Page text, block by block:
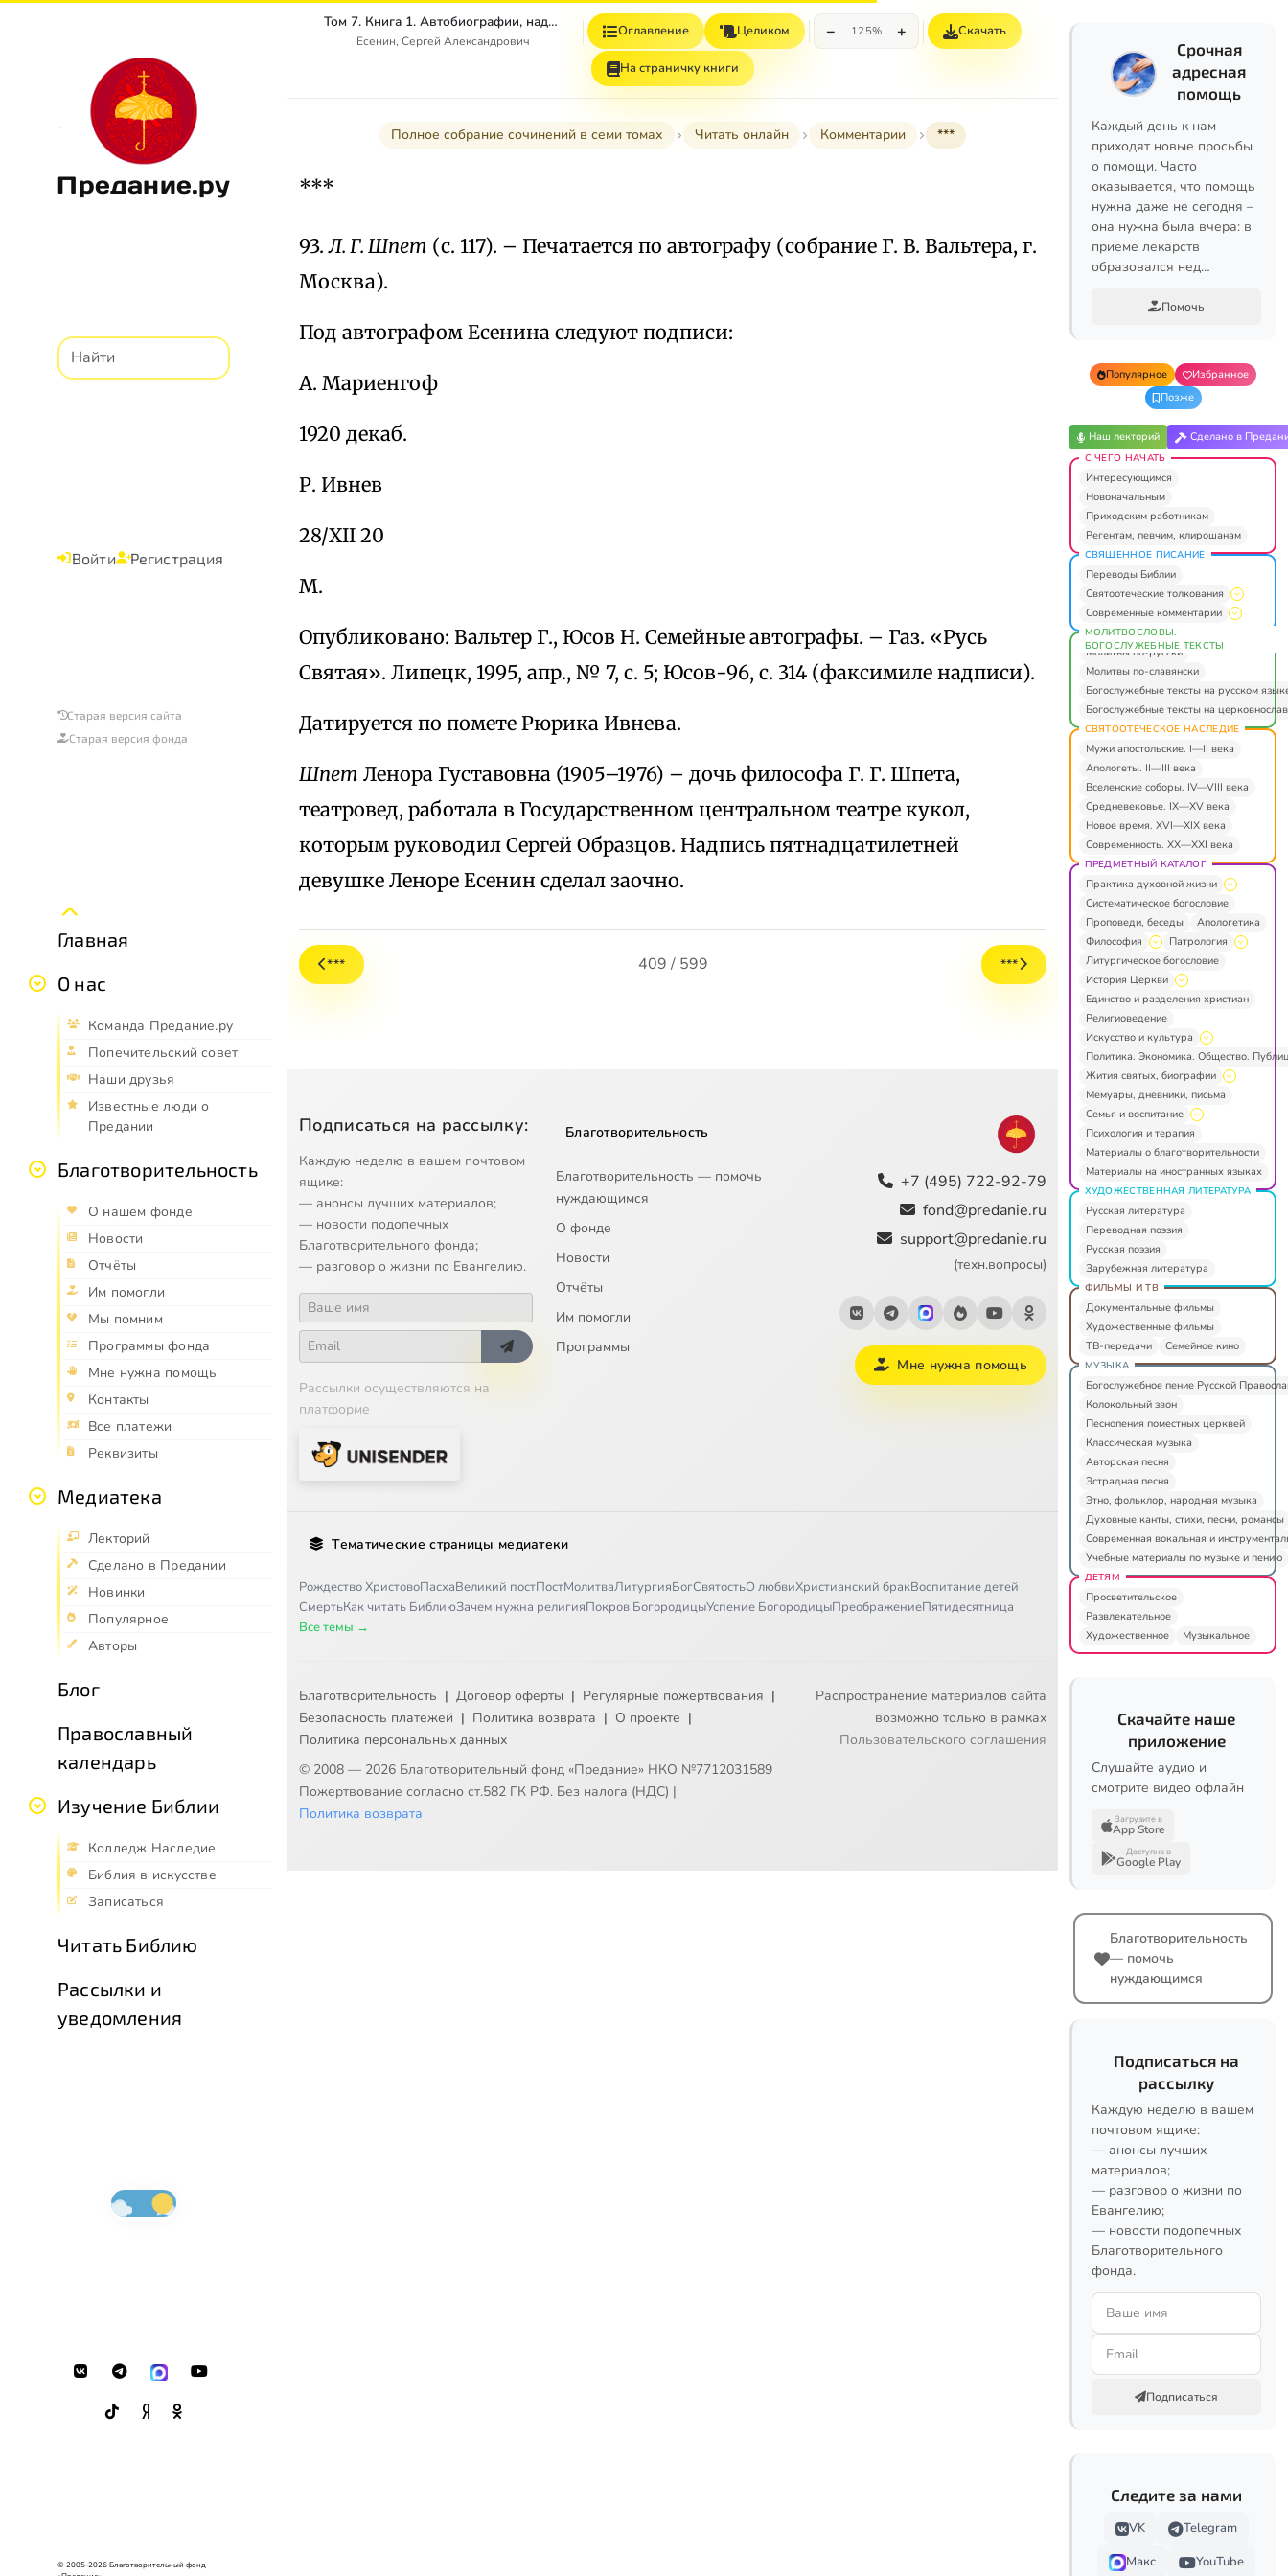
Предание.ру
Войти Регистрация
Старая версия сайта
Старая версия фонда
Главная
О нас
Команда Предание.ру
Попечительский совет
Наши друзья
Известные люди о
Предании
Благотворительность
О нашем фонде
Новости
Отчёты
Им помогли
Мы помним
Программы фонда
Мне нужна помощь
Контакты
Все платежи
Реквизиты
Медиатека
Лекторий
Сделано в Предании
Новинки
Популярное
Авторы
Блог
Православный
календарь
Изучение Библии
Колледж Наследие
Библия в искусстве
Записаться
Читать Библию
Рассылки и
уведомления
© 2005-2026 Благотворительный фонд
Том 7. Книга 1. Автобиографии, надписи и др
Есенин, Сергей Александрович
Оглавление Целиком − 125% + Скачать
На страничку книги
Полное собрание сочинений в семи томах Читать онлайн Комментарии ***
***
93.Л. Г. Шпет (с. 117). – Печатается по автографу (собрание Г. В. Вальтера, г.
Москва).
Под автографом Есенина следуют подписи:
А. Мариенгоф
1920 декаб.
Р. Ивнев
28/XII 20
М.
Опубликовано: Вальтер Г., Юсов Н. Семейные автографы. – Газ. «Русь
Святая». Липецк, 1995, апр., № 7, с. 5; Юсов-96, с. 314 (факсимиле надписи).
Датируется по помете Рюрика Ивнева.
Шпет Ленора Густавовна (1905–1976) – дочь философа Г. Г. Шпета,
театровед, работала в Государственном центральном театре кукол,
которым руководил Сергей Образцов. Надпись пятнадцатилетней
девушке Леноре Есенин сделал заочно.
*** 409 / 599 ***
Подписаться на рассылку:
Каждую неделю в вашем почтовом
ящике:
— анонсы лучших материалов;
— новости подопечных
Благотворительного фонда;
— разговор о жизни по Евангелию.
Рассылки осуществляются на
платформе
Благотворительность
Благотворительность — помочь
нуждающимся
О фонде
Новости
Отчёты
Им помогли
Программы
+7 (495) 722-92-79
fond@predanie.ru
support@predanie.ru
(техн.вопросы)
Мне нужна помощь
Тематические страницы медиатеки
Рождество ХристовоПасхаВеликий постПостМолитваЛитургияБогСвятостьО любвиХристианский бракВоспитание детей
СмертьКак читать БиблиюЗачем нужна религияПокров БогородицыУспение БогородицыПреображениеПятидесятница
Все темы →
Благотворительность | Договор оферты | Регулярные пожертвования |
Безопасность платежей | Политика возврата | О проекте |
Политика персональных данных
© 2008 — 2026 Благотворительный фонд «Предание» НКО №7712031589
Пожертвование согласно ст.582 ГК РФ. Без налога (НДС) |
Политика возврата
Распространение материалов сайта
возможно только в рамках
Пользовательского соглашения
Срочная
адресная
помощь
Каждый день к нам
приходят новые просьбы
о помощи. Часто
оказывается, что помощь
нужна даже не сегодня –
она нужна была вчера: в
приеме лекарств
образовался нед…
Помочь
Популярное
Избранное
Позже
Наш лекторий Сделано в
С ЧЕГО НАЧАТЬ
Интересующимся
Новоначальным
Приходским работникам
Регентам, певчим, клирошанам
СВЯЩЕННОЕ ПИСАНИЕ
Переводы Библии
Святоотеческие толкования
Современные комментарии
МОЛИТВОСЛОВЫ.
БОГОСЛУЖЕБНЫЕ ТЕКСТЫ
Молитвы по-русски
Молитвы по-славянски
Богослужебные тексты на русском
Богослужебные тексты на
СВЯТООТЕЧЕСКОЕ НАСЛЕДИЕ
Мужи апостольские. I—II века
Апологеты. II—III века
Вселенские соборы. IV—VIII века
Средневековье. IX—XV века
Новое время. XVI—XIX века
Современность. XX—XXI века
ПРЕДМЕТНЫЙ КАТАЛОГ
Практика духовной жизни
Систематическое богословие
Проповеди, беседы
Апологетика
Философия
Патрология
Литургическое богословие
История Церкви
Единство и разделения христиан
Религиоведение
Искусство и культура
Политика. Экономика. Общество.
Жития святых, биографии
Мемуары, дневники, письма
Семья и воспитание
Психология и терапия
Материалы о благотворительности
Материалы на иностранных языках
ХУДОЖЕСТВЕННАЯ ЛИТЕРАТУРА
Русская литература
Переводная поэзия
Русская поэзия
Зарубежная литература
ФИЛЬМЫ И ТВ
Документальные фильмы
Художественные фильмы
ТВ-передачи
Семейное кино
МУЗЫКА
Богослужебное пение Русской
Колокольный звон
Песнопения поместных церквей
Классическая музыка
Авторская песня
Эстрадная песня
Этно, фольклор, народная музыка
Духовные канты, стихи, песни, романсы
Современная вокальная и
Учебные материалы по музыке и пению
ДЕТЯМ
Просветительское
Развлекательное
Художественное
Музыкальное
Скачайте наше
приложение
Слушайте аудио и
смотрите видео офлайн
Загрузите в
App Store
Доступно в
Google Play
Благотворительность
— помочь
нуждающимся
Подписаться на
рассылку
Каждую неделю в вашем
почтовом ящике:
— анонсы лучших
материалов;
— разговор о жизни по
Евангелию;
— новости подопечных
Благотворительного
фонда.
Подписаться
Следите за нами
VK
Telegram
Макс
YouTube